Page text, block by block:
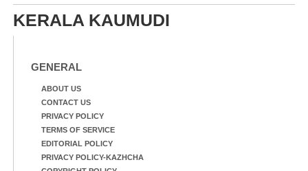
KERALA KAUMUDI
GENERAL
ABOUT US
CONTACT US
PRIVACY POLICY
TERMS OF SERVICE
EDITORIAL POLICY
PRIVACY POLICY-KAZHCHA